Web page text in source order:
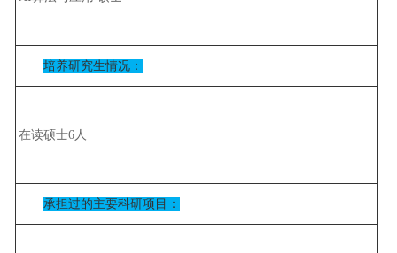
培养研究生情况：
在读硕士6人
承担过的主要科研项目：